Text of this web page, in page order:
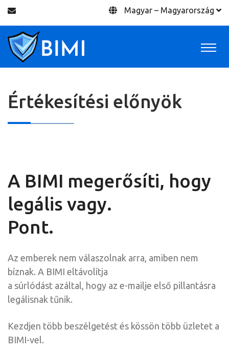
Magyar – Magyarország
Értékesítési előnyök
A BIMI megerősíti, hogy
legális vagy.
Pont.
Az emberek nem válaszolnak arra, amiben nem
bíznak. A BIMI eltávolítja
a súrlódást azáltal, hogy az e-mailje első pillantásra
legálisnak tűnik.
Kezdjen több beszélgetést és kössön több üzletet a
BIMI-vel.